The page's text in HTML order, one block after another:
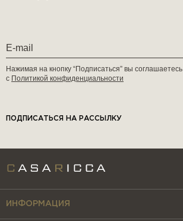
Нажимая на кнопку “Подписаться” вы соглашаетесь
с Политикой конфиденциальности
ПОДПИСАТЬСЯ НА РАССЫЛКУ
ИНФОРМАЦИЯ